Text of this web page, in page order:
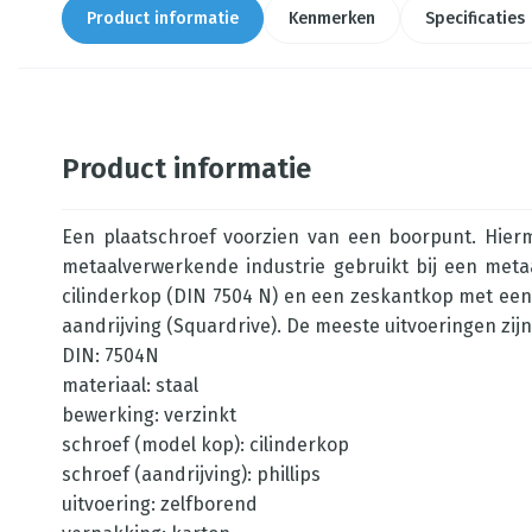
Product informatie Kenmerken Specificaties
Product informatie
Een plaatschroef voorzien van een boorpunt.
metaalverwerkende industrie gebruikt bij een
cilinderkop (DIN 7504 N) en een zeskantkop met
aandrijving (Squardrive). De meeste uitvoeringen
DIN: 7504N
materiaal: staal
bewerking: verzinkt
schroef (model kop): cilinderkop
schroef (aandrijving): phillips
uitvoering: zelfborend